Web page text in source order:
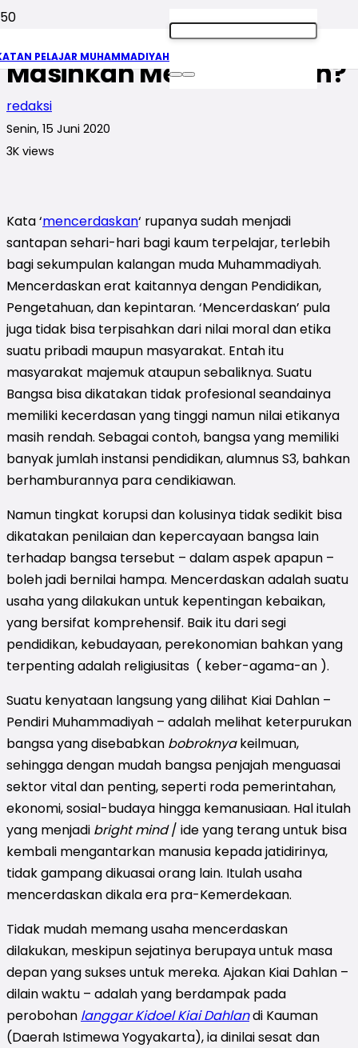
PELAJAR MUHAMMADIYAH
Disaat Rebahan,
Masihkah Mencerdaskan?
redaksi
Senin, 15 Juni 2020
3K views
Kata ‘mencerdaskan‘ rupanya sudah menjadi
santapan sehari-hari bagi kaum terpelajar, terlebih
bagi sekumpulan kalangan muda Muhammadiyah.
Mencerdaskan erat kaitannya dengan Pendidikan,
Pengetahuan, dan kepintaran. ‘Mencerdaskan’ pula
juga tidak bisa terpisahkan dari nilai moral dan etika
suatu pribadi maupun masyarakat. Entah itu
masyarakat majemuk ataupun sebaliknya. Suatu
Bangsa bisa dikatakan tidak profesional seandainya
memiliki kecerdasan yang tinggi namun nilai etikanya
masih rendah. Sebagai contoh, bangsa yang memiliki
banyak jumlah instansi pendidikan, alumnus S3, bahkan
berhamburannya para cendikiawan.
Namun tingkat korupsi dan kolusinya tidak sedikit bisa
dikatakan penilaian dan kepercayaan bangsa lain
terhadap bangsa tersebut – dalam aspek apapun –
boleh jadi bernilai hampa. Mencerdaskan adalah suatu
usaha yang dilakukan untuk kepentingan kebaikan,
yang bersifat komprehensif. Baik itu dari segi
pendidikan, kebudayaan, perekonomian bahkan yang
terpenting adalah religiusitas ( keber-agama-an ).
Suatu kenyataan langsung yang dilihat Kiai Dahlan –
Pendiri Muhammadiyah – adalah melihat keterpurukan
bangsa yang disebabkan bobroknyakeilmuan,
sehingga dengan mudah bangsa penjajah menguasai
sektor vital dan penting, seperti roda pemerintahan,
ekonomi, sosial-budaya hingga kemanusiaan. Hal itulah
yang menjadi bright mind/ ide yang terang untuk bisa
kembali mengantarkan manusia kepada jatidirinya,
tidak gampang dikuasai orang lain. Itulah usaha
mencerdaskan dikala era pra-Kemerdekaan.
Tidak mudah memang usaha mencerdaskan
dilakukan, meskipun sejatinya berupaya untuk masa
depan yang sukses untuk mereka. Ajakan Kiai Dahlan –
dilain waktu – adalah yang berdampak pada
perobohan langgar Kidoel Kiai Dahlandi Kauman
(Daerah Istimewa Yogyakarta), ia dinilai sesat dan